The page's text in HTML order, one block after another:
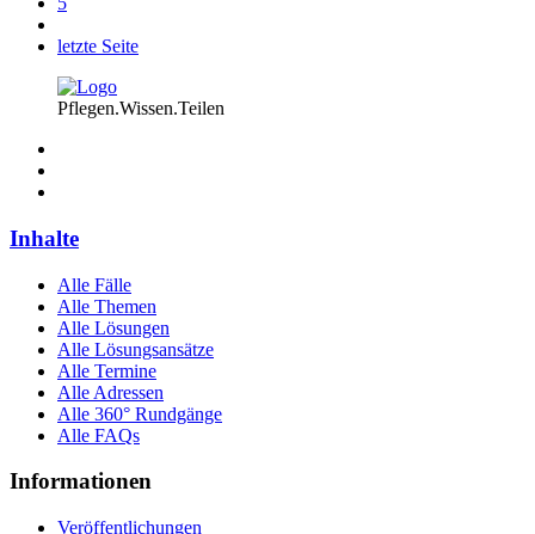
letzte Seite
Pflegen.Wissen.Teilen
Inhalte
Alle Fälle
Alle Themen
Alle Lösungen
Alle Lösungsansätze
Alle Termine
Alle Adressen
Alle 360° Rundgänge
Alle FAQs
Informationen
Veröffentlichungen